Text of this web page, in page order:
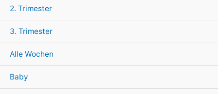
2. Trimester
3. Trimester
Alle Wochen
Baby